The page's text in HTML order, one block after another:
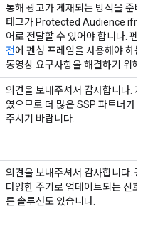
통해 광고가 게재되는 방식을 준비
태그가 Protected Audience
어로 전달할 수 있어야 합니다. 펜
전에 펜싱 프레임을 사용해야 하
동영상 요구사항을 해결하기 위해
의견을 보내주셔서 감사합니다.
였으므로 더 많은 SSP 파트너가
주시기 바랍니다.
의견을 보내주셔서 감사합니다.
다양한 주기로 업데이트되는 신호
른 솔루션도 있습니다.